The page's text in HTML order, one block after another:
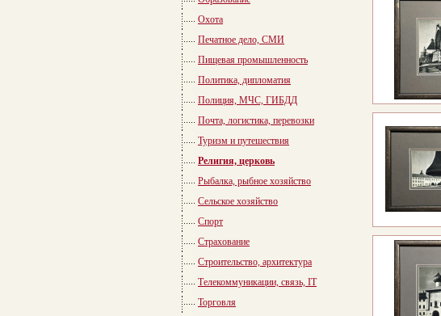
Охота
Печатное дело, СМИ
Пищевая промышленность
Политика, дипломатия
Полиция, МЧС, ГИБДД
Почта, логистика, перевозки
Туризм и путешествия
Религия, церковь
Рыбалка, рыбное хозяйство
Сельское хозяйство
Спорт
Страхование
Строительство, архитектура
Телекоммуникации, связь, IT
Торговля